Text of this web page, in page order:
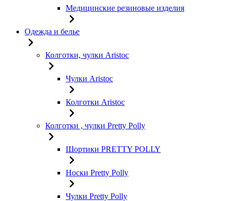
Медицинские резиновые изделия
Одежда и белье
Колготки, чулки Aristoc
Чулки Aristoc
Колготки Aristoc
Колготки , чулки Pretty Polly
Шортики PRETTY POLLY
Носки Pretty Polly
Чулки Pretty Polly